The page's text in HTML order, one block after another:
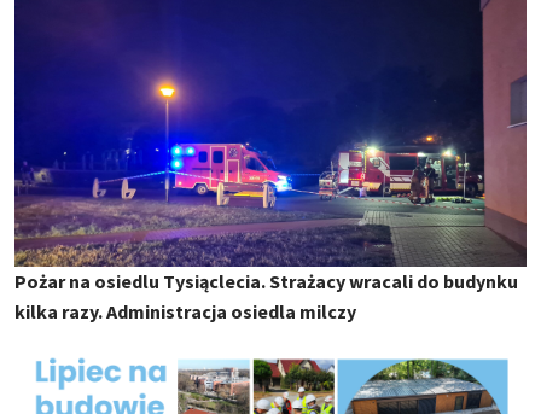
Pożar na osiedlu Tysiąclecia. Strażacy wracali do budynku
kilka razy. Administracja osiedla milczy